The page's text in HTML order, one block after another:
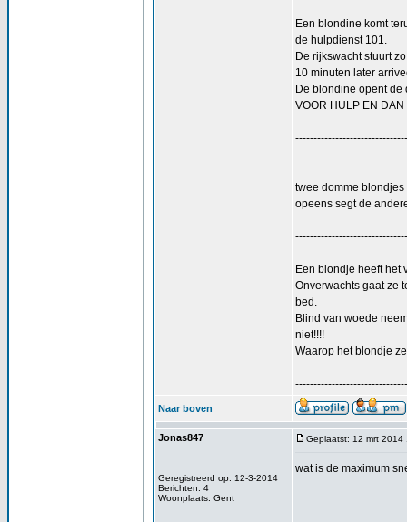
Een blondine komt
de hulpdienst 101.
De rijkswacht stuurt
10 minuten later
De blondine opent de
VOOR HULP EN
twee domme
opeens segt de
Een blondje heeft het
Onverwachts gaat ze
bed.
Blind van woede
niet!!!!
Waarop het blondje
Naar boven
Jonas847
Geregistreerd op: 12-3-2014
Berichten: 4
Woonplaats: Gent
Geplaatst: 12 mrt 2014
wat is de maximum